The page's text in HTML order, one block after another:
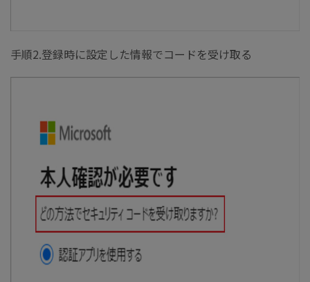
手順2.登録時に設定した情報でコードを受け取る